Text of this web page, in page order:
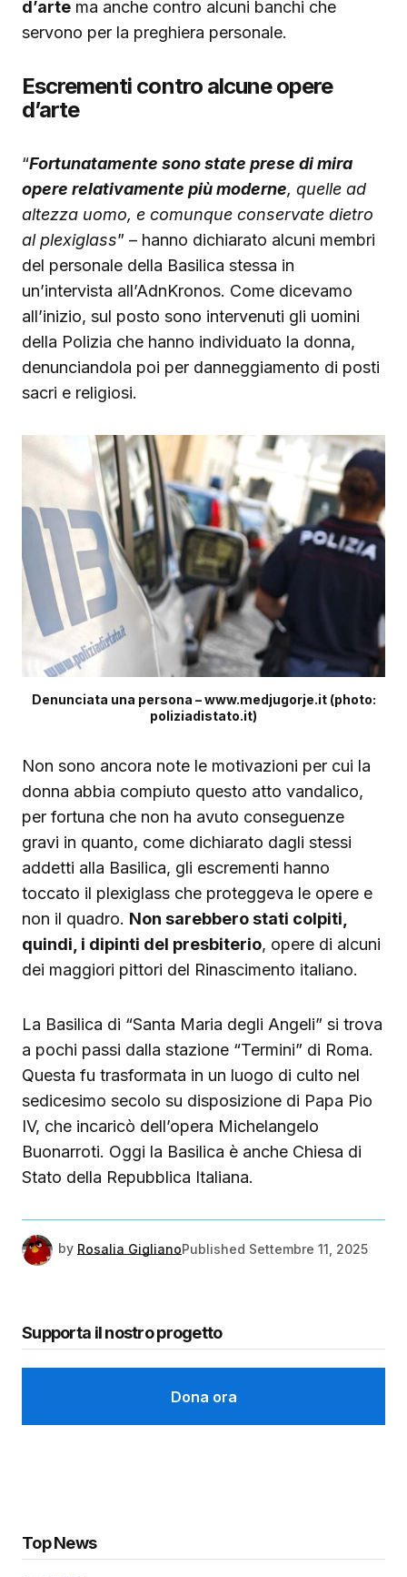
d’arte ma anche contro alcuni banchi che
servono per la preghiera personale.
Escrementi contro alcune opere
d’arte
“Fortunatamente sono state prese di mira
opere relativamente più moderne, quelle ad
altezza uomo, e comunque conservate dietro
al plexiglass” – hanno dichiarato alcuni membri
del personale della Basilica stessa in
un’intervista all’AdnKronos. Come dicevamo
all’inizio, sul posto sono intervenuti gli uomini
della Polizia che hanno individuato la donna,
denunciandola poi per danneggiamento di posti
sacri e religiosi.
Denunciata una persona – www.medjugorje.it (photo:
poliziadistato.it)
Non sono ancora note le motivazioni per cui la
donna abbia compiuto questo atto vandalico,
per fortuna che non ha avuto conseguenze
gravi in quanto, come dichiarato dagli stessi
addetti alla Basilica, gli escrementi hanno
toccato il plexiglass che proteggeva le opere e
non il quadro. Non sarebbero stati colpiti,
quindi, i dipinti del presbiterio, opere di alcuni
dei maggiori pittori del Rinascimento italiano.
La Basilica di “Santa Maria degli Angeli” si trova
a pochi passi dalla stazione “Termini” di Roma.
Questa fu trasformata in un luogo di culto nel
sedicesimo secolo su disposizione di Papa Pio
IV, che incaricò dell’opera Michelangelo
Buonarroti. Oggi la Basilica è anche Chiesa di
Stato della Repubblica Italiana.
by Rosalia GiglianoPublished Settembre 11, 2025
Supporta il nostro progetto
Dona ora
Top News